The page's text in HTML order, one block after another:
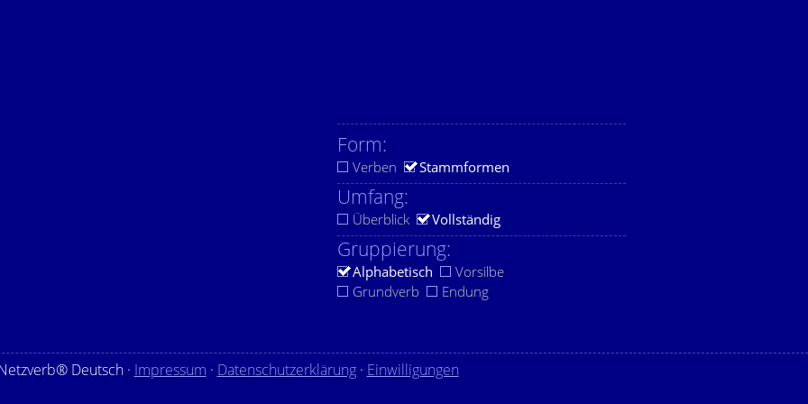
Form:
Verben Stammformen
Umfang:
Überblick Vollständig
Gruppierung:
Alphabetisch
Vorsilbe
Grundverb
Endung
Deutsch · Impressum · Datenschutzerklärung· Einwilligungen